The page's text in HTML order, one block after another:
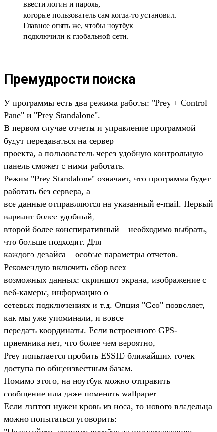
ввести логин и пароль,
которые пользователь сам когда-то установил.
Главное опять же, чтобы ноутбук
подключили к глобальной сети.
Премудрости поиска
У программы есть два режима работы: "Prey + Control
Pane" и "Prey Standalone".
В первом случае отчеты и управление программой
будут передаваться на сервер
проекта, а пользователь через удобную контрольную
панель сможет с ними работать.
Режим "Prey Standalone" означает, что программа будет
работать без сервера, а
все данные отправляются на указанный e-mail. Первый
вариант более удобный,
второй более конспиративный – необходимо выбрать,
что больше подходит. Для
каждого девайса – особые параметры отчетов.
Рекомендую включить сбор всех
возможных данных: скриншот экрана, изображение с
веб-камеры, информацию о
сетевых подключениях и т.д. Опция "Geo" позволяет,
как мы уже упоминали, и вовсе
передать координаты. Если встроенного GPS-
приемника нет, что более чем вероятно,
Prey попытается пробить ESSID ближайших точек
доступа по общеизвестным базам.
Помимо этого, на ноутбук можно отправить
сообщение или даже поменять wallpaper.
Если лэптоп нужен кровь из носа, то нового владельца
можно попытаться уговорить: